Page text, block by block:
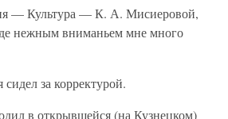
— Культура — К. А. Мисиеровой,
нежным вниманьем мне много
за корректурой.
в открывшейся (на Кузнецком)